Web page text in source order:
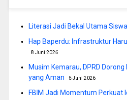
Literasi Jadi Bekal Utama
Hap Baperdu: Infrastruktur
8 Juni 2026
Musim Kemarau, DPRD
yang Aman
6 Juni 2026
FBIM Jadi Momentum Perkuat